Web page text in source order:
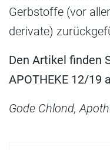
Gerbstoffe (vor
derivate)
Den Artikel finden
APOTHEKE 12/19
Gode Chlond,